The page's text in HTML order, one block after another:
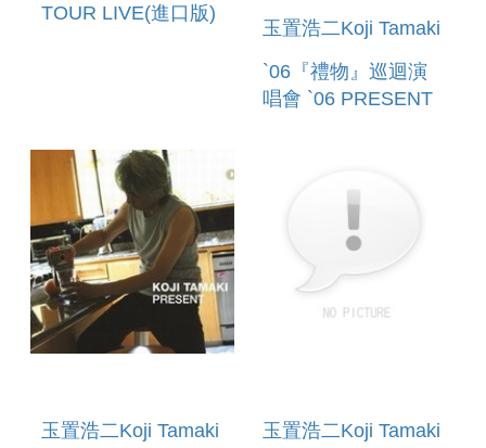
TOUR LIVE(進口版)
玉置浩二Koji Tamaki
`06『禮物』巡迴演
唱會 `06 PRESENT
玉置浩二Koji Tamaki
玉置浩二Koji Tamaki